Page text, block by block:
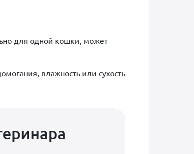
для одной кошки, может
влажность или сухость